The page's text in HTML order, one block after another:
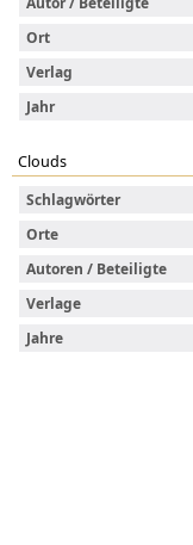
Ort
Verlag
Jahr
Clouds
Schlagwörter
Orte
Autoren / Beteiligte
Verlage
Jahre